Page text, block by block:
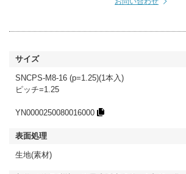
SNCPS-M8-16 (p=1.25)(1本入)
ピッチ=1.25
YN0000250080016000
生地(素材)